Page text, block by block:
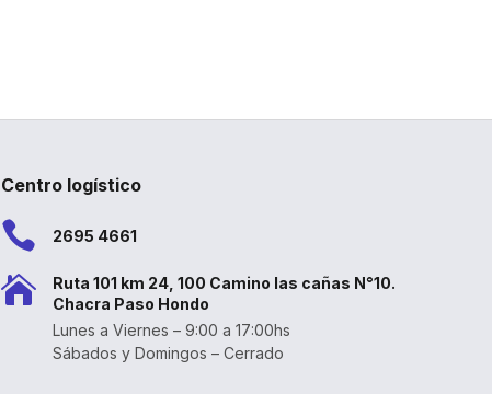
Centro logístico
 2695 4661

Ruta 101 km 24, 100 Camino las cañas N°10.
Chacra Paso Hondo
Lunes a Viernes – 9:00 a 17:00hs
Sábados y Domingos – Cerrado